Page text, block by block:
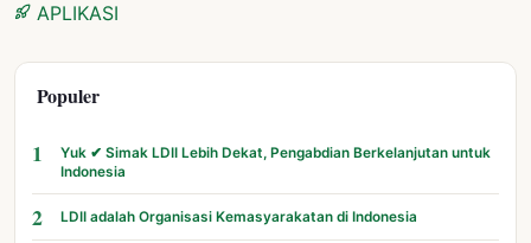
APLIKASI
Populer
1
Yuk ✔ Simak LDII Lebih Dekat, Pengabdian Berkelanjutan untuk
Indonesia
2 LDII adalah Organisasi Kemasyarakatan di Indonesia